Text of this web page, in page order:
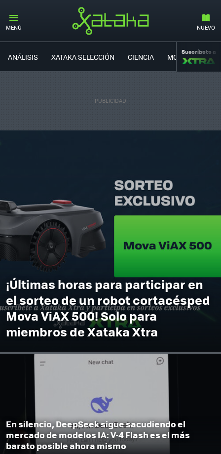
MENÚ NUEVO
ANÁLISIS XATAKA SELECCIÓN CIENCIA MOVILIDAD
Suscríbete a
¡Últimas horas para participar en
el sorteo de un robot cortacésped
Mova ViAX 500! Solo para
miembros de Xataka Xtra
En silencio, DeepSeek sigue sacudiendo el
mercado de modelos IA: V-4 Flash es el más
barato posible ahora mismo